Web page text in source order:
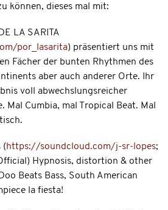
können, dieses mal mit:
LA SARITA
por_lasarita) präsentiert uns mit
Fächer der bunten Rhythmen des
aber auch anderer Orte. Ihr
voll abwechslungsreicher
Mal Cumbia, mal Tropical Beat. Mal
(https://soundcloud.com/j-sr-lopes;
Hypnosis, distortion & other
Beats Bass, South American
la fiesta!